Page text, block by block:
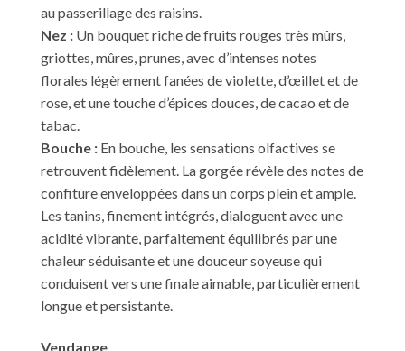
au passerillage des raisins.
Nez : Un bouquet riche de fruits rouges très mûrs,
griottes, mûres, prunes, avec d’intenses notes
florales légèrement fanées de violette, d’œillet et de
rose, et une touche d’épices douces, de cacao et de
tabac.
Bouche : En bouche, les sensations olfactives se
retrouvent fidèlement. La gorgée révèle des notes de
confiture enveloppées dans un corps plein et ample.
Les tanins, finement intégrés, dialoguent avec une
acidité vibrante, parfaitement équilibrés par une
chaleur séduisante et une douceur soyeuse qui
conduisent vers une finale aimable, particulièrement
longue et persistante.
Vendange